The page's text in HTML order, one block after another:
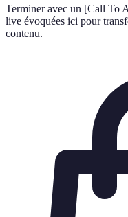
Terminer avec un [Call To
live évoquées ici pour
contenu.